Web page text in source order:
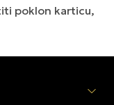
poklon karticu,